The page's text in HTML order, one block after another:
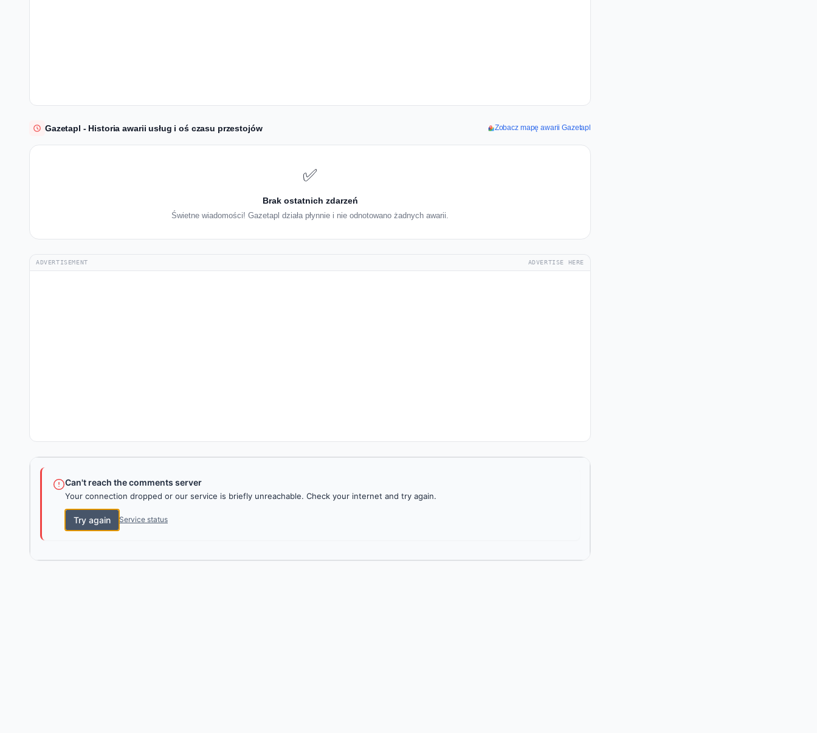
Gazetapl - Historia awarii usług i oś czasu przestojów Zobacz mapę awarii Gazetapl
✅
Brak ostatnich zdarzeń
Świetne wiadomości! Gazetapl działa płynnie i nie odnotowano żadnych awarii.
ADVERTISEMENT ADVERTISE HERE
Can't reach the comments server
Your connection dropped or our service is briefly unreachable. Check your internet and try again.
Try again Service status